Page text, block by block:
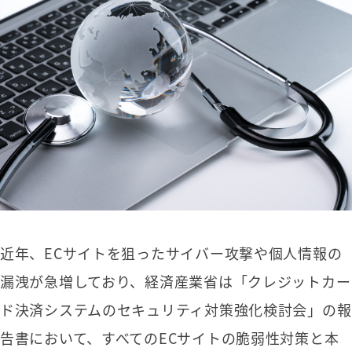
近年、ECサイトを狙ったサイバー攻撃や個人情報の
漏洩が急増しており、経済産業省は「クレジットカー
ド決済システムのセキュリティ対策強化検討会」の報
告書において、すべてのECサイトの脆弱性対策と本